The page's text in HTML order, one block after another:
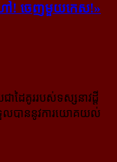
ៅ! ចេញ​មួយ​កេស!»
ា​ដៃគូរ​របស់​ទស្សនាវដ្ដី​
ទួល​បាន​នូវ​ការ​យោគយល់